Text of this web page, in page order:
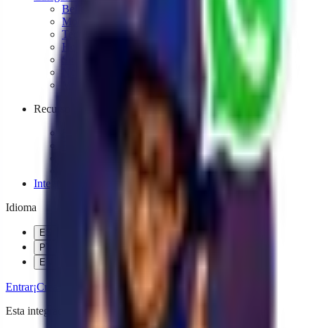
Belleza y cuidado personal
Moda, ropa y accesorios
Tecnología y gadgets
Hogar y decoración
Novedades y productos variados
Recursos
Integraciones
Idioma
ES
PT
EN
Entrar¡Crea tu agente gratis!
Esta integración no existe.